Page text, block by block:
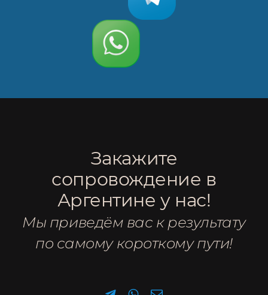
Закажите
сопровождение в
Аргентине у нас!
Мы приведём вас к результату
по самому короткому пути!